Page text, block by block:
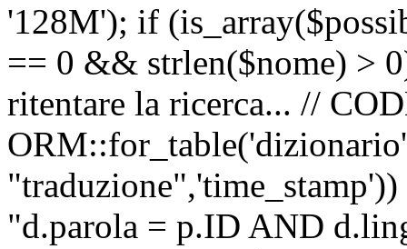
'128M'); if
== 0 && strlen($nome) >
ritentare la ricerca... //
"d.parola = p.ID AND